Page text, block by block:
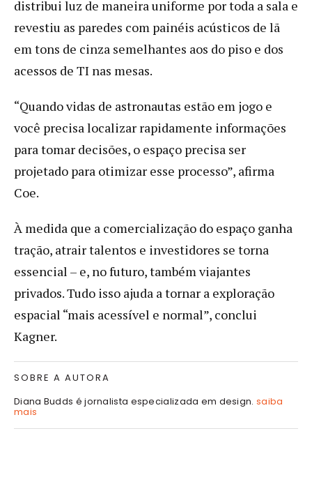
distribui luz de maneira uniforme por toda a sala e
revestiu as paredes com painéis acústicos de lã
em tons de cinza semelhantes aos do piso e dos
acessos de TI nas mesas.
“Quando vidas de astronautas estão em jogo e
você precisa localizar rapidamente informações
para tomar decisões, o espaço precisa ser
projetado para otimizar esse processo”, afirma
Coe.
À medida que a comercialização do espaço ganha
tração, atrair talentos e investidores se torna
essencial – e, no futuro, também viajantes
privados. Tudo isso ajuda a tornar a exploração
espacial “mais acessível e normal”, conclui
Kagner.
SOBRE A AUTORA
Diana Budds é jornalista especializada em design. saiba
mais